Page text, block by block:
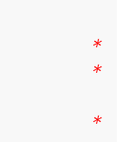
*
*
*